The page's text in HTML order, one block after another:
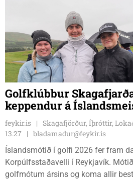
Golfklúbbur
keppendur á
feykir.is Skagafjörður, Íþróttir,
13.27
bladamadur@feykir.is
Íslandsmótið í golfi 2026 fer fram
Korpúlfsstaðavelli í Reykjavík.
golfmótum ársins og koma allir